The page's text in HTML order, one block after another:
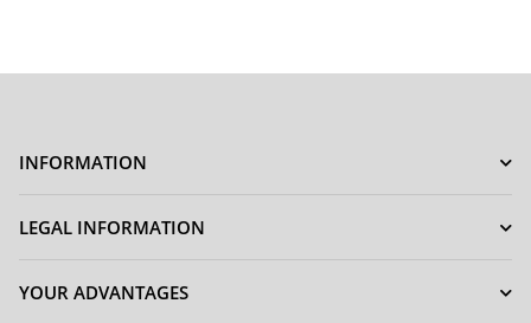
INFORMATION
LEGAL INFORMATION
YOUR ADVANTAGES